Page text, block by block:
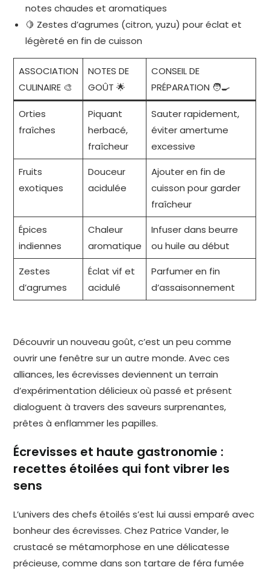
notes chaudes et aromatiques
🍋 Zestes d’agrumes (citron, yuzu) pour éclat et
légèreté en fin de cuisson
ASSOCIATION
CULINAIRE 🎨
NOTES DE
GOÛT 🌟
CONSEIL DE
PRÉPARATION 🧑‍🍳
Orties
fraîches
Piquant
herbacé,
fraîcheur
Sauter rapidement,
éviter amertume
excessive
Fruits
exotiques
Douceur
acidulée
Ajouter en fin de
cuisson pour garder
fraîcheur
Épices
indiennes
Chaleur
aromatique
Infuser dans beurre
ou huile au début
Zestes
d’agrumes
Éclat vif et
acidulé
Parfumer en fin
d’assaisonnement
Découvrir un nouveau goût, c’est un peu comme
ouvrir une fenêtre sur un autre monde. Avec ces
alliances, les écrevisses deviennent un terrain
d’expérimentation délicieux où passé et présent
dialoguent à travers des saveurs surprenantes,
prêtes à enflammer les papilles.
Écrevisses et haute gastronomie :
recettes étoilées qui font vibrer les
sens
L’univers des chefs étoilés s’est lui aussi emparé avec
bonheur des écrevisses. Chez Patrice Vander, le
crustacé se métamorphose en une délicatesse
précieuse, comme dans son tartare de féra fumée